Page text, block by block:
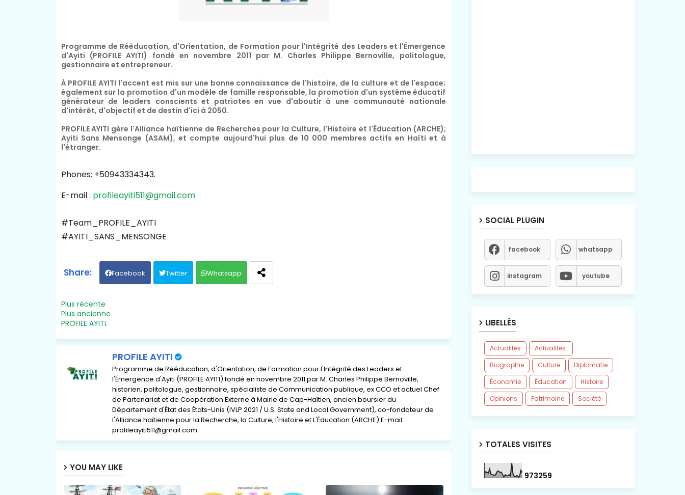
Programme de Rééducation, d'Orientation, de Formation pour l'Intégrité des Leaders et l'Émergence
d'Ayiti (PROFILE AYITI) fondé en novembre 2011 par M. Charles Philippe Bernoville, politologue,
gestionnaire et entrepreneur.
À PROFILE AYITI l'accent est mis sur une bonne connaissance de l'histoire, de la culture et de l'espace;
également sur la promotion d'un modèle de famille responsable, la promotion d'un système éducatif
générateur de leaders conscients et patriotes en vue d'aboutir à une communauté nationale
d'intérêt, d'objectif et de destin d'ici à 2050.
PROFILE AYITI gère l'Alliance haïtienne de Recherches pour la Culture, l'Histoire et l'Éducation (ARCHE);
Ayiti Sans Mensonge (ASAM), et compte aujourd'hui plus de 10 000 membres actifs en Haïti et à
l'étranger.
Phones: +50943334343.
E-mail : profileayiti511@gmail.com
#Team_PROFILE_AYITI
#AYITI_SANS_MENSONGE
Facebook Twitter Whatsapp
Plus récente
Plus ancienne
PROFILE AYITI.
PROFILE AYITI
Programme de Rééducation, d'Orientation, de Formation pour l'Intégrité des Leaders et
l'Émergence d'Ayiti (PROFILE AYITI) fondé en novembre 2011 par M. Charles Philippe Bernoville,
historien, politologue, gestionnaire, spécialiste de Communication publique, ex CCO et actuel Chef
de Partenariat et de Coopération Externe à Mairie de Cap-Haïtien, ancien boursier du
Département d'État des États-Unis (IVLP 2021 / U.S. State and Local Government), co-fondateur de
l'Alliance haïtienne pour la Recherche, la Culture, l'Histoire et L'Éducation (ARCHE).E-mail:
profileayiti511@gmail.com
YOU MAY LIKE
SOCIAL PLUGIN
facebook whatsapp
instagram youtube
LIBELLÉS
Actualités
Actualités.
Biographie
Culture
Diplomatie
Économie
Éducation
Histoire
Opinions
Patrimoine Société
TOTALES VISITES
973259